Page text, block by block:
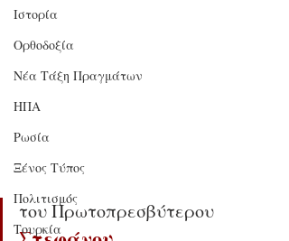
Ιστορία
Ορθοδοξία
Νέα Τάξη Πραγμάτων
ΗΠΑ
Ρωσία
Ξένος Τύπος
Πολιτισμός
Τουρκία
του Πρωτοπρεσβύτερου